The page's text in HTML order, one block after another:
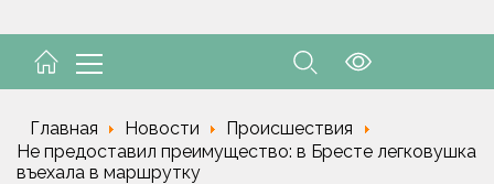
Главная Новости
Происшествия
Не предоставил преимущество: в Бресте легковушка
въехала в маршрутку